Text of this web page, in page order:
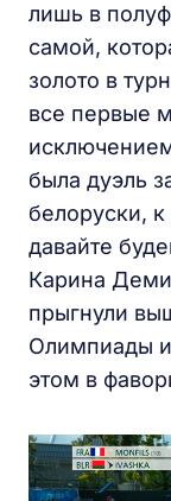
лишь в
самой,
золото в
все первые
была дуэль
белоруски,
давайте
Карина
прыгнули
Олимпиады
этом в